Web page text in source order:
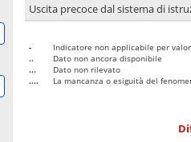
Uscita precoce dal sistema di
-
Indicatore non applicabile per
..
Dato non ancora disponibile
...
Dato non rilevato
....
La mancanza o esiguità del